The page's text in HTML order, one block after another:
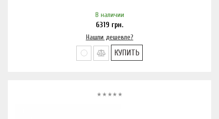
В наличии
6319 грн.
Нашли дешевле?
КУПИТЬ